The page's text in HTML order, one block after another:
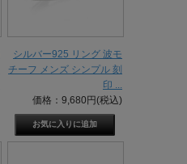
シルバー925 リング 波モ
チーフ メンズ シンプル 刻
印 ...
価格：9,680円(税込)